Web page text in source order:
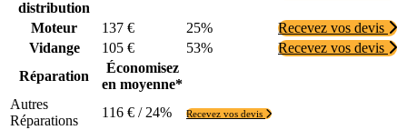
distribution
Moteur 137 € 25%
Recevez vos devis
Vidange
105 € 53%
Recevez vos devis
Réparation
Économisez
en moyenne*
Autres
Réparations
116 € / 24% Recevez vos devis